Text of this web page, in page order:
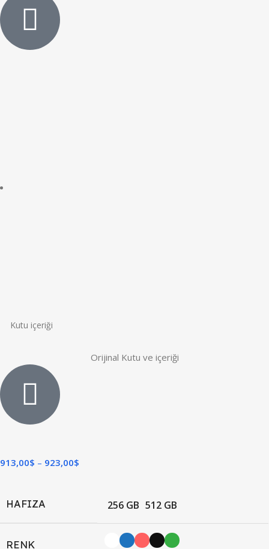
Kutu içeriği
Orijinal Kutu ve içeriği
913,00$ 923,00$
HAFIZA 256 GB 512 GB
RENK